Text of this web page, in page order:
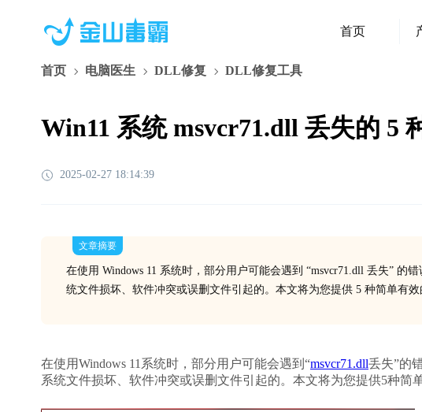
首页
首页 电脑医生 DLL修复 DLL修复工具
Win11 系统 msvcr71.dll 丢失的 5
2025-02-27 18:14:39
文章摘要
在使用 Windows 11 系统时，部分用户可能会遇到 “msvcr71.dll 丢失” 的
统文件损坏、软件冲突或误删文件引起的。本文将为您提供 5 种简单有效
在使用Windows 11系统时，部分用户可能会遇到“msvcr71.dll丢失”的
系统文件损坏、软件冲突或误删文件引起的。本文将为您提供5种简